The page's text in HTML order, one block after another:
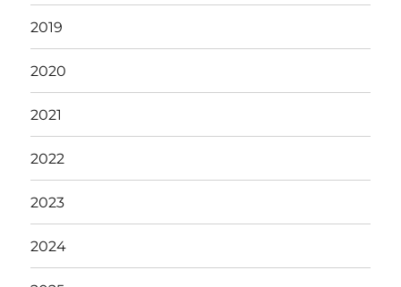
2019
2020
2021
2022
2023
2024